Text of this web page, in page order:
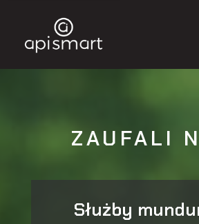
ZAUFALI
Służby